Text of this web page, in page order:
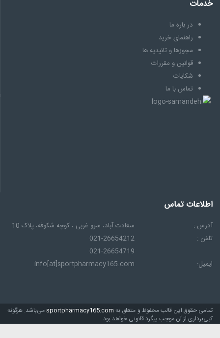
در باره ما
راهنمای خرید
مجوزها و تائیدیه ها
قوانین و مقررات
شکایات
تماس با ما
تماس
:
سعادت آباد، سرو غربی ، كوچه شكوفه، پلاک 10
021-26654212
021-26654719
info[at]sportpharmacy165.com
حقوق این قالب محفوظ و متعلق بهsportpharmacy165.comمی‌باشد. هرگونه
از آن موجب پیگرد قانونی خواهد بود